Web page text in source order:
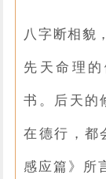
八字断相貌
先天命理
书。后天的
在德行，都
感应篇》所